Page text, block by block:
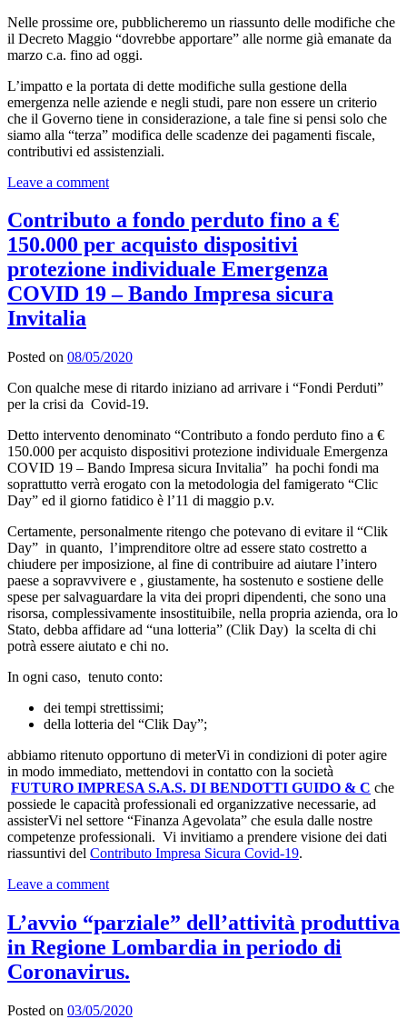
Nelle prossime ore, pubblicheremo un riassunto delle modifiche che
il Decreto Maggio “dovrebbe apportare” alle norme già emanate da
marzo c.a. fino ad oggi.
L’impatto e la portata di dette modifiche sulla gestione della
emergenza nelle aziende e negli studi, pare non essere un criterio
che il Governo tiene in considerazione, a tale fine si pensi solo che
siamo alla “terza” modifica delle scadenze dei pagamenti fiscale,
contributivi ed assistenziali.
Leave a comment
Contributo a fondo perduto fino a €
150.000 per acquisto dispositivi
protezione individuale Emergenza
COVID 19 – Bando Impresa sicura
Invitalia
Posted on 08/05/2020
Con qualche mese di ritardo iniziano ad arrivare i “Fondi Perduti”
per la crisi da Covid-19.
Detto intervento denominato “Contributo a fondo perduto fino a €
150.000 per acquisto dispositivi protezione individuale Emergenza
COVID 19 – Bando Impresa sicura Invitalia” ha pochi fondi ma
soprattutto verrà erogato con la metodologia del famigerato “Clic
Day” ed il giorno fatidico è l’11 di maggio p.v.
Certamente, personalmente ritengo che potevano di evitare il “Clik
Day” in quanto, l’imprenditore oltre ad essere stato costretto a
chiudere per imposizione, al fine di contribuire ad aiutare l’intero
paese a sopravvivere e , giustamente, ha sostenuto e sostiene delle
spese per salvaguardare la vita dei propri dipendenti, che sono una
risorsa, complessivamente insostituibile, nella propria azienda, ora lo
Stato, debba affidare ad “una lotteria” (Clik Day) la scelta di chi
potrà essere aiutato e chi no.
In ogni caso, tenuto conto:
dei tempi strettissimi;
della lotteria del “Clik Day”;
abbiamo ritenuto opportuno di meterVi in condizioni di poter agire
in modo immediato, mettendovi in contatto con la società
FUTURO IMPRESA S.A.S. DI BENDOTTI GUIDO & C che
possiede le capacità professionali ed organizzative necessarie, ad
assisterVi nel settore “Finanza Agevolata” che esula dalle nostre
competenze professionali. Vi invitiamo a prendere visione dei dati
riassuntivi del Contributo Impresa Sicura Covid-19.
Leave a comment
L’avvio “parziale” dell’attività produttiva
in Regione Lombardia in periodo di
Coronavirus.
Posted on 03/05/2020